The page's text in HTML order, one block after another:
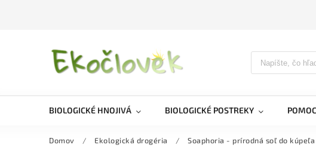
BIOLOGICKÉ HNOJIVÁ BIOLOGICKÉ POSTREKY
Domov / Ekologická drogéria / Soaphoria - prírodná soľ do kúpeľa